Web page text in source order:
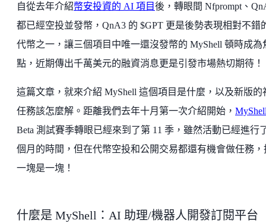
自從去年介紹幣安投資的 AI 項目後，轉眼間 Nfprompt、
都已經空投並發幣，QnA3 的 $GPT 更是後勢表現相對不錯
代幣之一，讓三個項目中唯一還沒發幣的 MyShell 頓時成為
點，近期傳出千萬美元的融資消息更是引發市場熱切期待！
這篇文章，就來介紹 MyShell 這個項目是什麼，以及新版的
任務該怎麼解。距離我們去年十月第一次介紹開始，
Beta 測試賽季轉眼已經來到了第 11 季，雖然活動已經進行
個月的時間，但在代幣空投和公開交易都還有機會做任務，
一塊是一塊！
什麼是 MyShell：AI 助理/機器人開發訂閱平台